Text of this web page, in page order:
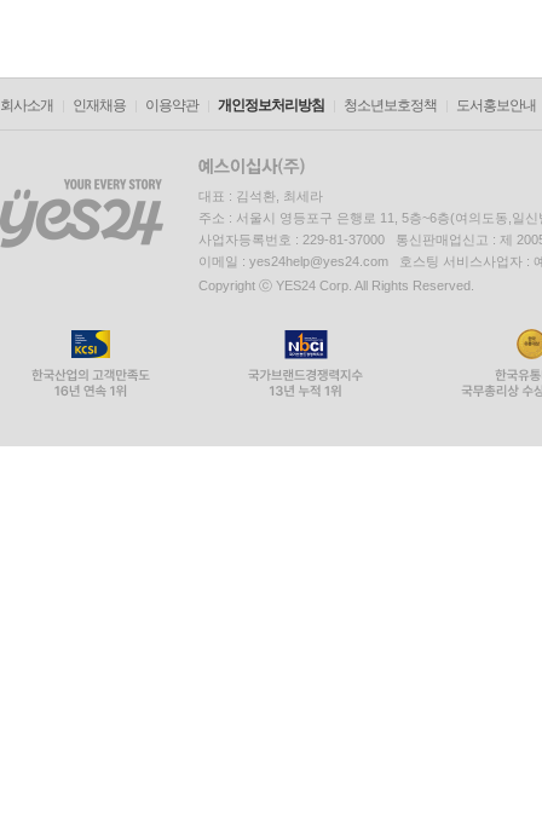
회사소개 인재채용 이용약관 개인정보처리방침 청소년보호정책 도서홍보안내
대표 : 김석환, 최세라
주소 : 서울시 영등포구 은행로 11, 5층~6층(여의도동,일신
사업자등록번호 : 229-81-37000 통신판매업신고 : 제
이메일 : yes24help@yes24.com 호스팅 서비스사업자 :
Copyright ⓒ YES24 Corp. All Rights Reserved.